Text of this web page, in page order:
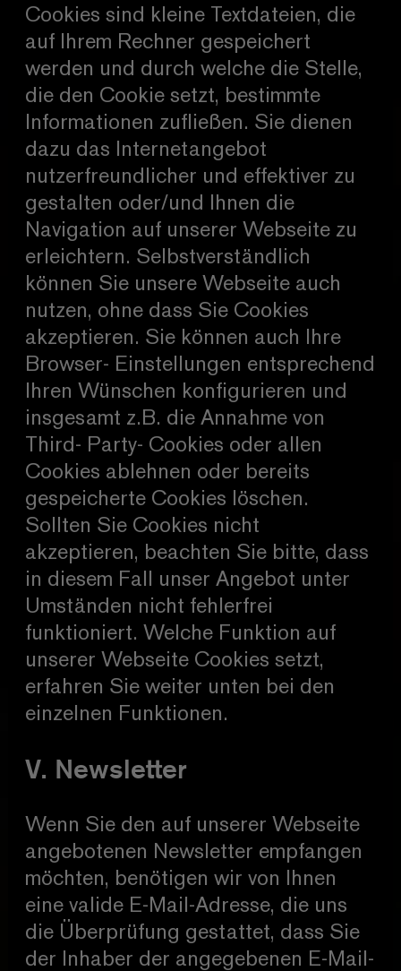
Cookies sind kleine Textdateien, die
auf Ihrem Rechner gespeichert
werden und durch welche die Stelle,
die den Cookie setzt, bestimmte
Informationen zufließen. Sie dienen
dazu das Internetangebot
nutzerfreundlicher und effektiver zu
gestalten oder/und Ihnen die
Navigation auf unserer Webseite zu
erleichtern. Selbstverständlich
können Sie unsere Webseite auch
nutzen, ohne dass Sie Cookies
akzeptieren. Sie können auch Ihre
Browser- Einstellungen entsprechend
Ihren Wünschen konfigurieren und
insgesamt z.B. die Annahme von
Third- Party- Cookies oder allen
Cookies ablehnen oder bereits
gespeicherte Cookies löschen.
Sollten Sie Cookies nicht
akzeptieren, beachten Sie bitte, dass
in diesem Fall unser Angebot unter
Umständen nicht fehlerfrei
funktioniert. Welche Funktion auf
unserer Webseite Cookies setzt,
erfahren Sie weiter unten bei den
einzelnen Funktionen.
V. Newsletter
Wenn Sie den auf unserer Webseite
angebotenen Newsletter empfangen
möchten, benötigen wir von Ihnen
eine valide E-Mail-Adresse, die uns
die Überprüfung gestattet, dass Sie
der Inhaber der angegebenen E-Mail-